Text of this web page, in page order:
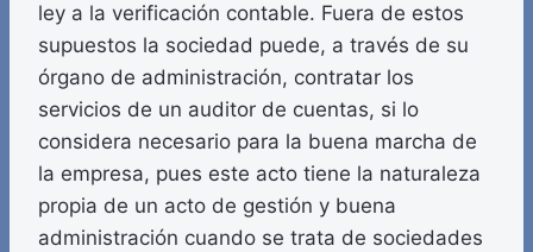
ley a la verificación contable. Fuera de estos
supuestos la sociedad puede, a través de su
órgano de administración, contratar los
servicios de un auditor de cuentas, si lo
considera necesario para la buena marcha de
la empresa, pues este acto tiene la naturaleza
propia de un acto de gestión y buena
administración cuando se trata de sociedades